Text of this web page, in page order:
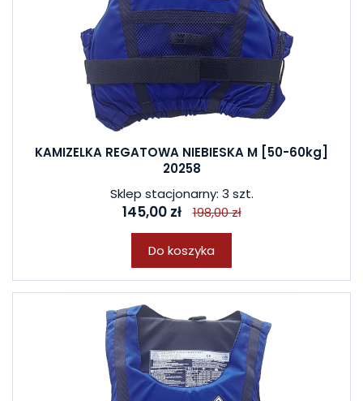
KAMIZELKA REGATOWA NIEBIESKA M [50-60kg]
20258
Sklep stacjonarny: 3 szt.
145,00 zł 198,00 zł
Do koszyka